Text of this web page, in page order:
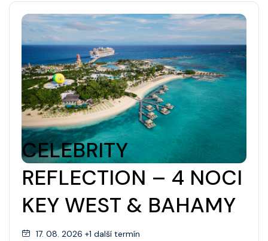
CELEBRITY
REFLECTION – 4 NOCI
KEY WEST & BAHAMY
17. 08. 2026 +1 další termín